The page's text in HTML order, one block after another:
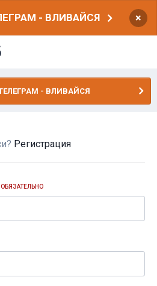
- ВЛИВАЙСЯ ×
- ВЛИВАЙСЯ
Регистрация
ОБЯЗАТЕЛЬНО